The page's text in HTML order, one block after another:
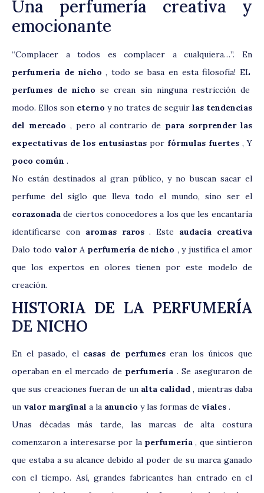
Una perfumería creativa y
emocionante
“Complacer a todos es complacer a cualquiera…”. En
perfumería de nicho , todo se basa en esta filosofía! EL
perfumes de nicho se crean sin ninguna restricción de
modo. Ellos son eterno y no trates de seguir las tendencias
del mercado , pero al contrario de para sorprender las
expectativas de los entusiastas por fórmulas fuertes , Y
poco común .
No están destinados al gran público, y no buscan sacar el
perfume del siglo que lleva todo el mundo, sino ser el
corazonada de ciertos conocedores a los que les encantaría
identificarse conaromas raros. Este audacia creativa
Dalo todo valorAperfumería de nicho , y justifica el amor
que los expertos en olores tienen por este modelo de
creación.
HISTORIA DE LA PERFUMERÍA
DE NICHO
En el pasado, elcasas de perfumeseran los únicos que
operaban en el mercado deperfumería . Se aseguraron de
que sus creaciones fueran de unalta calidad , mientras daba
un valor marginal a la anuncio y las formas de viales .
Unas décadas más tarde, las marcas de alta costura
comenzaron a interesarse por laperfumería, que sintieron
que estaba a su alcance debido al poder de su marca ganado
con el tiempo. Así, grandes fabricantes han entrado en el